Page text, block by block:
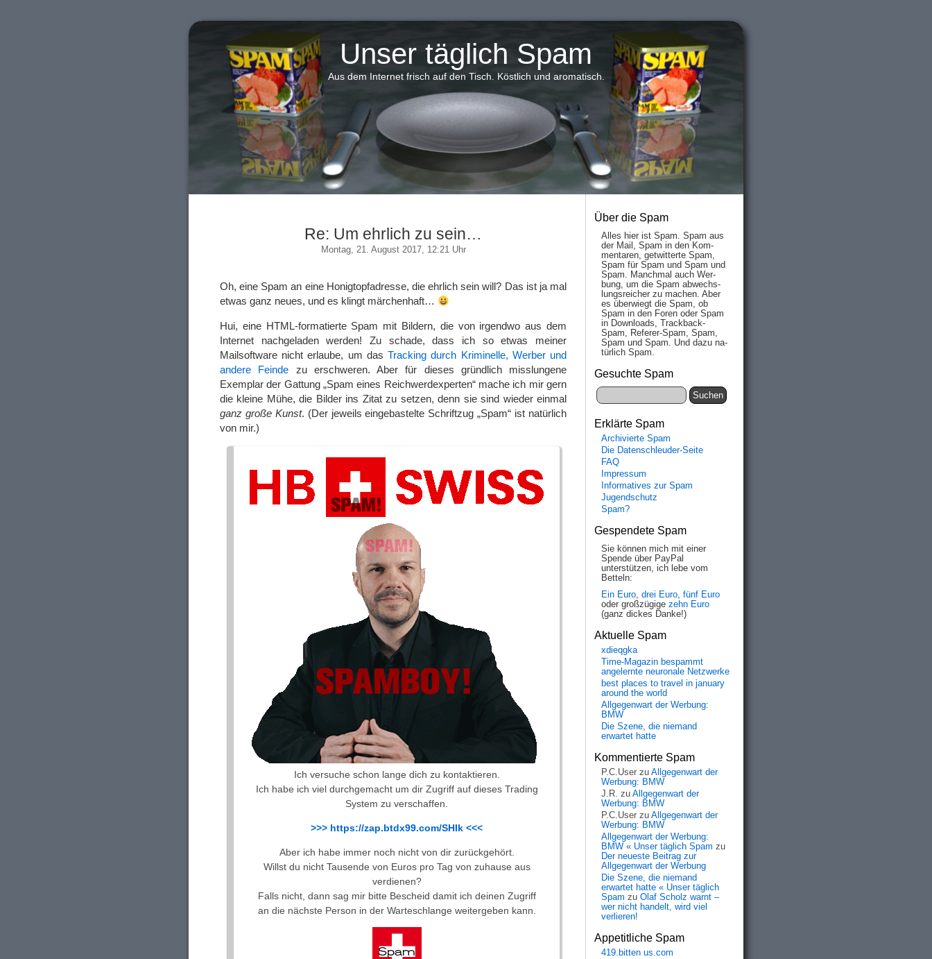
Unser täglich Spam
Aus dem Internet frisch auf den Tisch. Köstlich und aromatisch.
Re: Um ehrlich zu sein…
Montag, 21. August 2017, 12:21 Uhr
Oh, eine Spam an eine Honigtopfadresse, die ehrlich sein will? Das ist ja mal
etwas ganz neues, und es klingt märchenhaft…
Hui, eine HTML-formatierte Spam mit Bildern, die von irgendwo aus dem
Internet nachgeladen werden! Zu schade, dass ich so etwas meiner
Mailsoftware nicht erlaube, um dasTracking durch Kriminelle, Werber und
andere Feinde zu erschweren. Aber für dieses gründlich misslungene
Exemplar der Gattung „Spam eines Reichwerdexperten“ mache ich mir gern
die kleine Mühe, die Bilder ins Zitat zu setzen, denn sie sind wieder einmal
ganz große Kunst. (Der jeweils eingebastelte Schriftzug „Spam“ ist natürlich
von mir.)
Ich versuche schon lange dich zu kontaktieren.
Ich habe ich viel durchgemacht um dir Zugriff auf dieses Trading
System zu verschaffen.
>>> https://zap.btdx99.com/SHIk <<<
Aber ich habe immer noch nicht von dir zurückgehört.
Willst du nicht Tausende von Euros pro Tag von zuhause aus
verdienen?
Falls nicht, dann sag mir bitte Bescheid damit ich deinen Zugriff
an die nächste Person in der Warteschlange weitergeben kann.
Über die Spam
Alles hier ist Spam. Spam aus
der Mail, Spam in den Kom­
men­taren, ge­twit­ter­te Spam,
Spam für Spam und Spam und
Spam. Manch­mal auch Wer­
bung, um die Spam ab­wechs­
lungs­reich­er zu mach­en. Aber
es über­wiegt die Spam, ob
Spam in den Fo­ren oder Spam
in Down­loads, Track­back-
Spam, Re­fe­rer-Spam, Spam,
Spam und Spam. Und da­zu na­
tür­lich Spam.
Gesuchte Spam
Erklärte Spam
Archivierte Spam
Die Datenschleuder-Seite
FAQ
Impressum
Informatives zur Spam
Jugendschutz
Spam?
Gespendete Spam
Sie können mich mit einer
Spende über PayPal
unterstützen, ich lebe vom
Betteln:
Ein Euro, drei Euro, fünf Euro
oder großzügige zehn Euro
(ganz dickes Danke!)
Aktuelle Spam
xdieqgka
Time-Magazin bespammt
angelernte neuronale Netzwerke
best places to travel in january
around the world
Allgegenwart der Werbung:
BMW
Die Szene, die niemand
erwartet hatte
Kommentierte Spam
P.C.User zu Allgegenwart der
Werbung: BMW
J.R. zu Allgegenwart der
Werbung: BMW
P.C.User zu Allgegenwart der
Werbung: BMW
Allgegenwart der Werbung:
BMW « Unser täglich Spam zu
Der neueste Beitrag zur
Allgegenwart der Werbung
Die Szene, die niemand
erwartet hatte « Unser täglich
Spam zu Olaf Scholz warnt –
wer nicht handelt, wird viel
verlieren!
Appetitliche Spam
419.bitten us.com